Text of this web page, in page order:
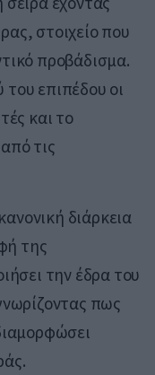
στοιχείο που
προβάδισμα.
επιπέδου οι
και το
τις
διάρκεια
της
την έδρα του
πως